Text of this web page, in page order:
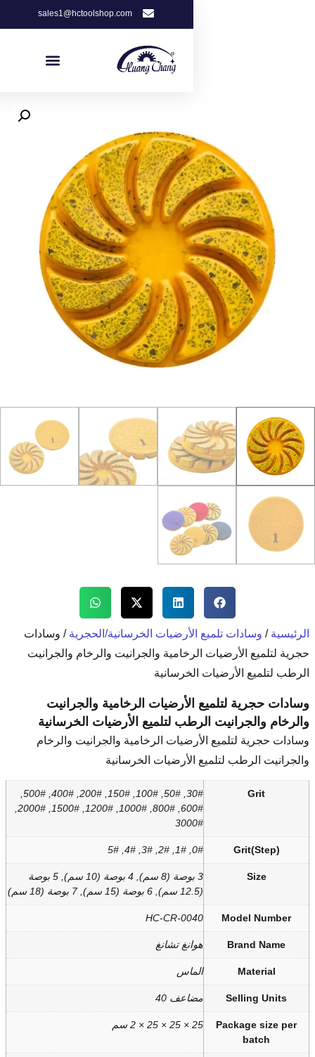
Get Free Quote
الخرسانية/الحجرية/ وسادات
والجرانيت والرخام والجرانيت
الرخامية والجرانيت
لتلميع الأرضيات الخرسانية
الرخامية والجرانيت والرخام
الخرسانية
30#, 50#, 100#, 150#, 200#, 400#, 500#,
600#, 800#, 1000#, 1200#, 1500#, 2000#,
3 بوصة (8 سم), 4 بوصة (10 سم), 5 بوصة
HC-CR-
تشانغ